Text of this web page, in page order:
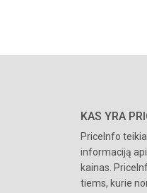
KAS YRA
PriceInfo
informaciją
kainas.
tiems, kurie